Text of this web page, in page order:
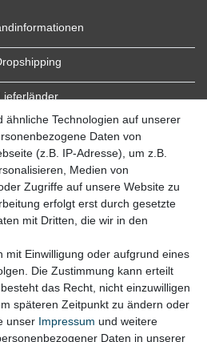
ähnliche Technologien auf unserer
Daten von
(z.B. IP-Adresse), um z.B.
Medien von
Zugriffe auf unsere Website zu
erfolgt erst durch gesetzte
mit Dritten, die wir in den
mit Einwilligung oder aufgrund eines
Die Zustimmung kann erteilt
das Recht, nicht einzuwilligen
späteren Zeitpunkt zu ändern oder
unser Impressum und weitere
Daten in unserer